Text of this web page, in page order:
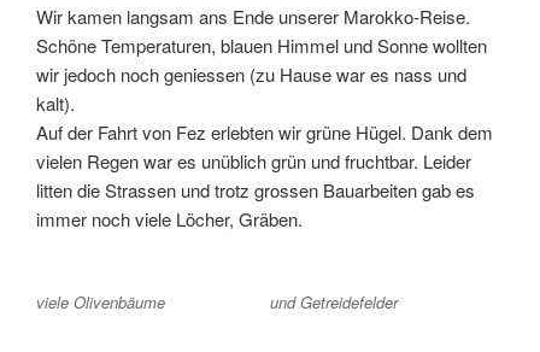
Wir kamen langsam ans Ende unserer Marokko-Reise.
Schöne Temperaturen, blauen Himmel und Sonne wollten
wir jedoch noch geniessen (zu Hause war es nass und
kalt).
Auf der Fahrt von Fez erlebten wir grüne Hügel. Dank dem
vielen Regen war es unüblich grün und fruchtbar. Leider
litten die Strassen und trotz grossen Bauarbeiten gab es
immer noch viele Löcher, Gräben.
viele Olivenbäume und Getreidefelder